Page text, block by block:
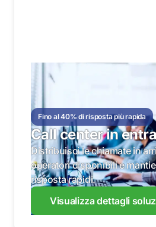
Fino al 40% di risposta più rapida
Call center in
Distribuisci le chiamate in
operatori disponibili e
risposta rapidi.
Visualizza dettagli